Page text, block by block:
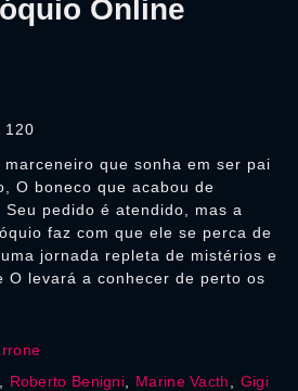
120
Online
que sonha em ser pai
O boneco que acabou de
pedido é atendido, mas a
faz com que ele se perca de
jornada repleta de mistérios e
O levará a conhecer de perto os
Roberto Benigni Marine Vacth
Gigi